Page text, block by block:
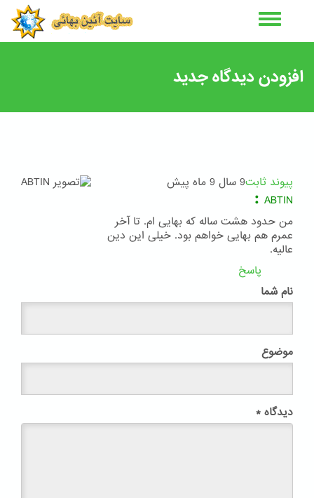
افزودن دیدگاه جدید
پیوند ثابت9 سال 9 ماه پیش
ABTIN
:
من حدود هشت ساله که بهایی ام. تا آخر
عمرم هم بهایی خواهم بود. خیلی این دین
عالیه.
پاسخ
نام شما
موضوع
دیدگاه *